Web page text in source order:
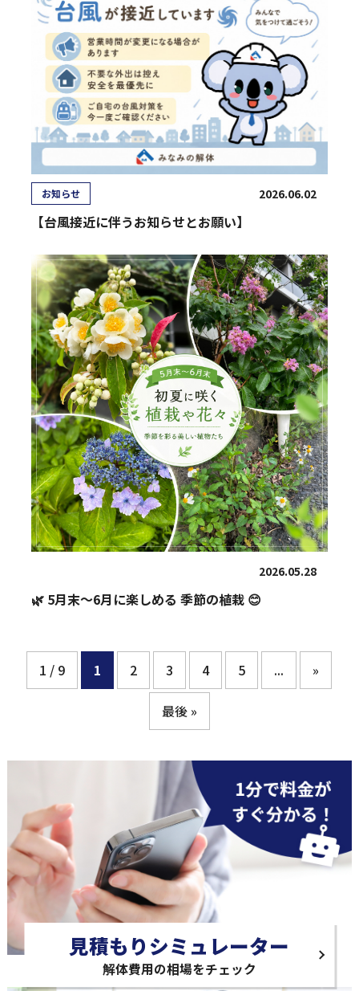
お知らせ 2026.06.02
【台風接近に伴うお知らせとお願い】
2026.05.28
🌿 5月末〜6月に楽しめる 季節の植栽 😊
1 / 9 1 2 3 4 5 ... »
最後 »
見積もりシミュレーター
解体費用の相場をチェック